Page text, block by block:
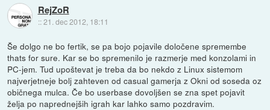
RejZoR
::21. dec 2012, 18:11
Še dolgo ne bo fertik, se pa bojo pojavile določene spremembe
thats for sure. Kar se bo spremenilo je razmerje med konzolami in
PC-jem. Tud upoštevat je treba da bo nekdo z Linux sistemom
najverjetneje bolj zahteven od casual gamerja z Okni od soseda oz
običnega mulca. Če bo userbase dovoljšen se zna spet pojavit
želja po naprednejših igrah kar lahko samo pozdravim.